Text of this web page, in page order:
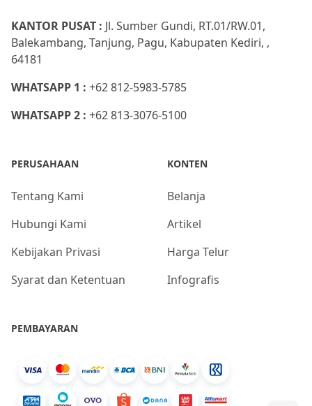
KANTOR PUSAT : Jl. Sumber Gundi, RT.01/RW.01,
Balekambang, Tanjung, Pagu, Kabupaten Kediri, ,
64181
WHATSAPP 1 : +62 812-5983-5785
WHATSAPP 2 : +62 813-3076-5100
PERUSAHAAN
Tentang Kami
Hubungi Kami
Kebijakan Privasi
Syarat dan Ketentuan
KONTEN
Belanja
Artikel
Harga Telur
Infografis
PEMBAYARAN